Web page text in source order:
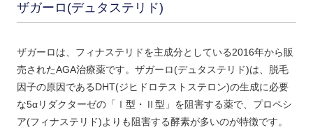
ザガーロ(デュタステリド)
ザガーロは、フィナステリドを主成分としている2016年から販
売されたAGA治療薬です。ザガーロ(デュタステリド)は、脱毛
因子の原因であるDHT(ジヒドロテストステロン)の生成に必要
な5αリダクターゼの「Ⅰ型・Ⅱ型」を阻害する薬で、プロペシ
ア(フィナステリド)よりも阻害する酵素が多いのが特徴です。